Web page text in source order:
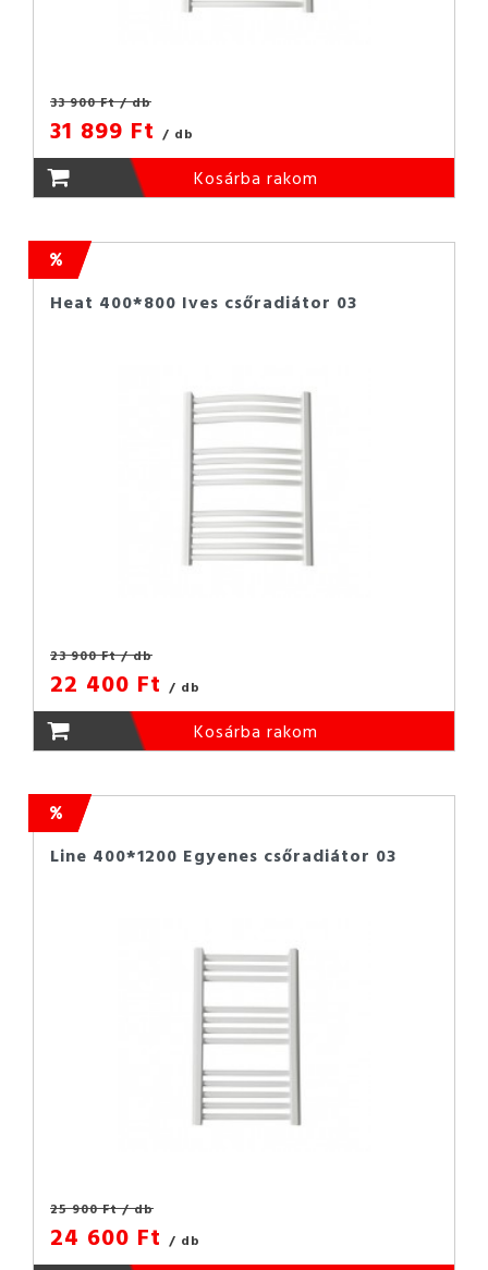
33 900 Ft/ db
31 899 Ft / db
Kosárba rakom
Heat 400*800 Ives csőradiátor 03
23 900 Ft/ db
22 400 Ft / db
Kosárba rakom
Line 400*1200 Egyenes csőradiátor 03
25 900 Ft/ db
24 600 Ft / db